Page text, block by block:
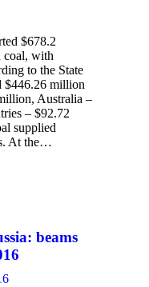
$678.2
coal, with
to the State
$446.26 million
Australia –
– $92.72
supplied
At the…
beams